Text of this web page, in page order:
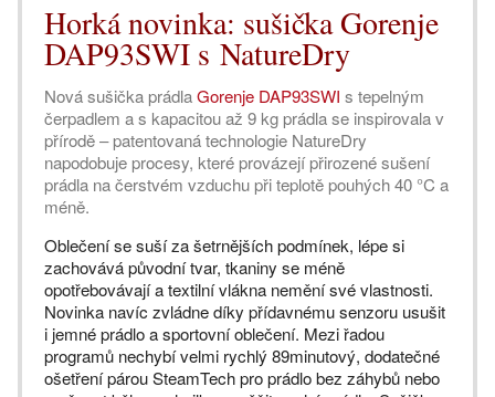
Horká novinka: sušička Gorenje
DAP93SWI s NatureDry
Nová sušička prádlaGorenje DAP93SWI s tepelným
čerpadlem a s kapacitou až 9 kg prádla se inspirovala v
přírodě – patentovaná technologie NatureDry
napodobuje procesy, které provázejí přirozené sušení
prádla na čerstvém vzduchu při teplotě pouhých 40 °C a
méně.
Oblečení se suší za šetrnějších podmínek, lépe si
zachovává původní tvar, tkaniny se méně
opotřebovávají a textilní vlákna nemění své vlastnosti.
Novinka navíc zvládne díky přídavnému senzoru usušit
i jemné prádlo a sportovní oblečení. Mezi řadou
programů nechybí velmi rychlý 89minutový, dodatečné
ošetření párou SteamTech pro prádlo bez záhybů nebo